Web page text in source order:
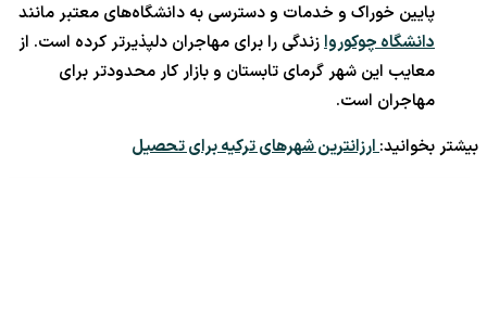
پایین خوراک و خدمات و دسترسی به دانشگاه‌های معتبر مانند
دانشگاه چوکوروازندگی را برای مهاجران دلپذیرتر کرده است. از
معایب این شهر گرمای تابستان و بازار کار محدودتر برای
مهاجران است.
بیشتر بخوانید:ارزانترین شهرهای ترکیه برای تحصیل